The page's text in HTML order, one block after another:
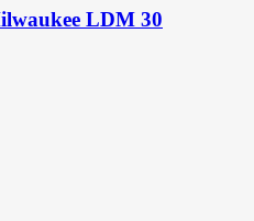
LDM 30